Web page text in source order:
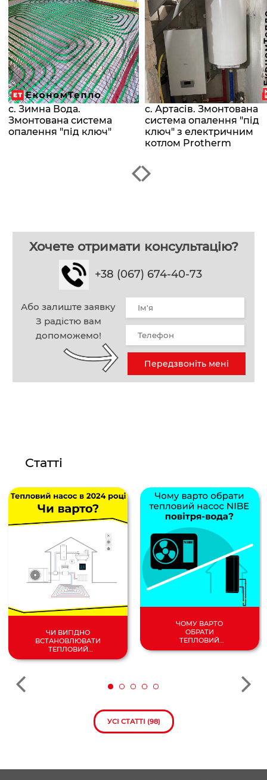
с. Зимна Вода.
Змонтована система
опалення "під ключ"
с. Артасів. Змонтована
система опалення "під
ключ" з електричним
котлом Protherm
Хочете отримати консультацію?
+38 (067) 674-40-73
Або залиште заявку
З радістю вам
допоможемо!
Передзвоніть мені
Статті
ЧИ ВИГІДНО
ВСТАНОВЛЮВАТИ
ТЕПЛОВИЙ
НАСОС У 2024
ЧОМУ ВАРТО
ОБРАТИ
ТЕПЛОВИЙ
НАСОС
УСІ СТАТТІ (98)